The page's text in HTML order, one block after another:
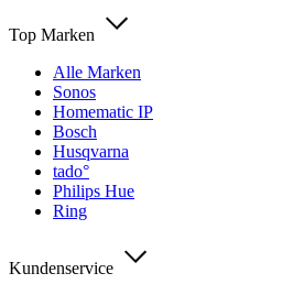
Top Marken
Alle Marken
Sonos
Homematic IP
Bosch
Husqvarna
tado°
Philips Hue
Ring
Kundenservice